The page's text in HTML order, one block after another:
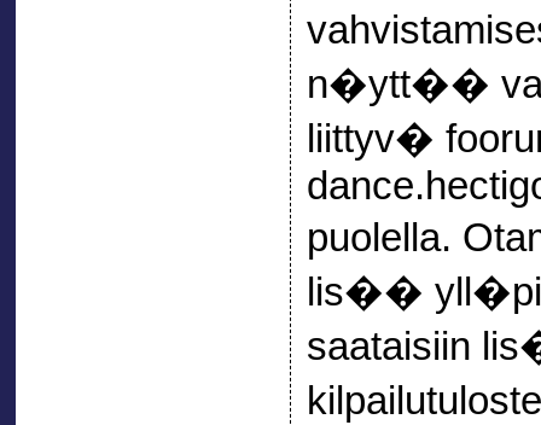
n�ytt��
liittyv�
puolella.
lis��
saataisiin